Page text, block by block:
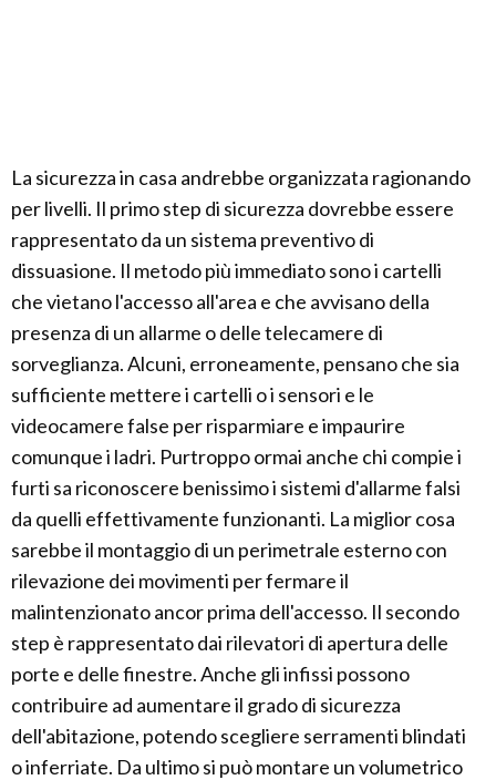
La sicurezza in casa andrebbe organizzata ragionando
per livelli. Il primo step di sicurezza dovrebbe essere
rappresentato da un sistema preventivo di
dissuasione. Il metodo più immediato sono i cartelli
che vietano l'accesso all'area e che avvisano della
presenza di un allarme o delle telecamere di
sorveglianza. Alcuni, erroneamente, pensano che sia
sufficiente mettere i cartelli o i sensori e le
videocamere false per risparmiare e impaurire
comunque i ladri. Purtroppo ormai anche chi compie i
furti sa riconoscere benissimo i sistemi d'allarme falsi
da quelli effettivamente funzionanti. La miglior cosa
sarebbe il montaggio di un perimetrale esterno con
rilevazione dei movimenti per fermare il
malintenzionato ancor prima dell'accesso. Il secondo
step è rappresentato dai rilevatori di apertura delle
porte e delle finestre. Anche gli infissi possono
contribuire ad aumentare il grado di sicurezza
dell'abitazione, potendo scegliere serramenti blindati
o inferriate. Da ultimo si può montare un volumetrico